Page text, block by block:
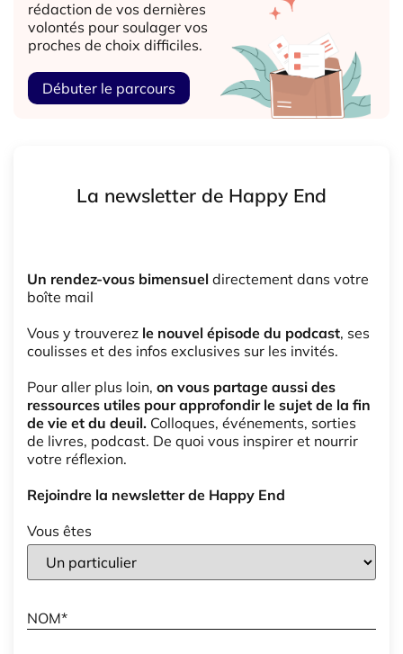
rédaction de vos dernières
volontés pour soulager vos
proches de choix difficiles.
Débuter le parcours
La newsletter de Happy End
Un rendez-vous bimensuel directement dans votre
boîte mail
Vous y trouverez le nouvel épisode du podcast, ses
coulisses et des infos exclusives sur les invités.
Pour aller plus loin, on vous partage aussi des
ressources utiles pour approfondir le sujet de la fin
de vie et du deuil. Colloques, événements, sorties
de livres, podcast. De quoi vous inspirer et nourrir
votre réflexion.
Rejoindre la newsletter de Happy End
Vous êtes